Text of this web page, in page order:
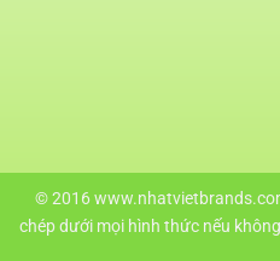
© 2016
chép dưới mọi hình thức nếu